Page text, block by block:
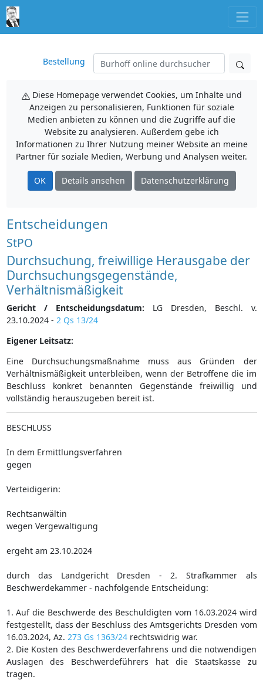
Bestellung
Diese Homepage verwendet Cookies, um Inhalte und
Anzeigen zu personalisieren, Funktionen für soziale
Medien anbieten zu können und die Zugriffe auf die
Website zu analysieren. Außerdem gebe ich
Informationen zu Ihrer Nutzung meiner Website an meine
Partner für soziale Medien, Werbung und Analysen weiter.
OK Details ansehen Datenschutzerklärung
Entscheidungen
StPO
Durchsuchung, freiwillige Herausgabe der
Durchsuchungsgegenstände,
Verhältnismäßigkeit
Gericht / Entscheidungsdatum: LG Dresden, Beschl. v.
23.10.2024 - 2 Qs 13/24
Eigener Leitsatz:
Eine Durchsuchungsmaßnahme muss aus Gründen der
Verhältnismäßigkeit unterbleiben, wenn der Betroffene die im
Beschluss konkret benannten Gegenstände freiwillig und
vollständig herauszugeben bereit ist.
BESCHLUSS
In dem Ermittlungsverfahren
gegen
Verteidigerin:
Rechtsanwältin
wegen Vergewaltigung
ergeht am 23.10.2024
durch das Landgericht Dresden - 2. Strafkammer als
Beschwerdekammer - nachfolgende Entscheidung:
1. Auf die Beschwerde des Beschuldigten vom 16.03.2024 wird
festgestellt, dass der Beschluss des Amtsgerichts Dresden vom
16.03.2024, Az. 273 Gs 1363/24rechtswidrig war.
2. Die Kosten des Beschwerdeverfahrens und die notwendigen
Auslagen des Beschwerdeführers hat die Staatskasse zu
tragen.